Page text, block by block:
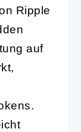
Ripple
auf